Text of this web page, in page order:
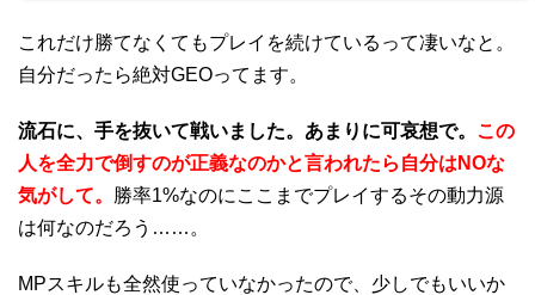
これだけ勝てなくてもプレイを続けているって凄いなと。
自分だったら絶対GEOってます。
流石に、手を抜いて戦いました。あまりに可哀想で。 この
人を全力で倒すのが正義なのかと言われたら自分はNOな
気がして。 勝率1%なのにここまでプレイするその動力源
は何なのだろう……。
MPスキルも全然使っていなかったので、少しでもいいか